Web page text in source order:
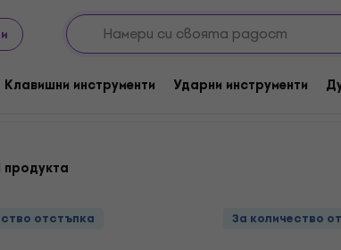
Клавишни инструменти Ударни инструменти
кабели/Адаптери
на метър
продукта
отстъпка За количество